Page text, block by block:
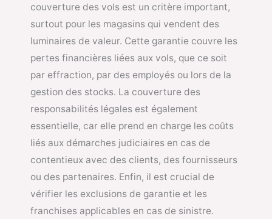
couverture des vols est un critère important,
surtout pour les magasins qui vendent des
luminaires de valeur. Cette garantie couvre les
pertes financières liées aux vols, que ce soit
par effraction, par des employés ou lors de la
gestion des stocks. La couverture des
responsabilités légales est également
essentielle, car elle prend en charge les coûts
liés aux démarches judiciaires en cas de
contentieux avec des clients, des fournisseurs
ou des partenaires. Enfin, il est crucial de
vérifier les exclusions de garantie et les
franchises applicables en cas de sinistre.